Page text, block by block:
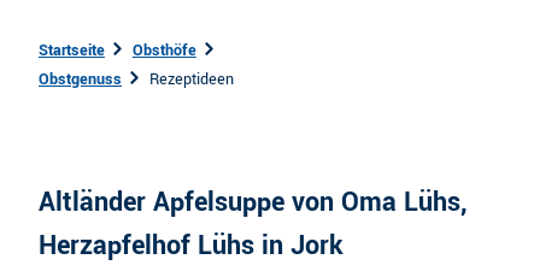
Startseite
Obsthöfe
Obstgenuss
Rezeptideen
Altländer Apfelsuppe von Oma Lühs,
Herzapfelhof Lühs in Jork